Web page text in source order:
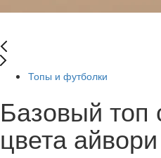
Топы и футболки
Базовый топ
цвета